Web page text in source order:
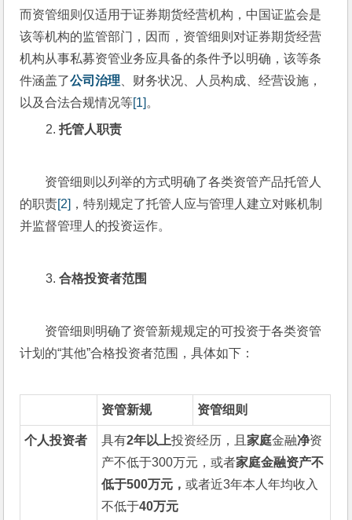
而资管细则仅适用于证券期货经营机构，中国证监会是
该等机构的监管部门，因而，资管细则对证券期货经营
机构从事私募资管业务应具备的条件予以明确，该等条
件涵盖了公司治理 、财务状况、人员构成、经营设施，
以及合法合规情况等[1] 。
托管人职责
资管细则以列举的方式明确了各类资管产品托管人
的职责[2] ，特别规定了托管人应与管理人建立对账机制
并监督管理人的投资运作。
合格投资者范围
资管细则明确了资管新规规定的可投资于各类资管
计划的“其他”合格投资者范围，具体如下：
资管新规 资管细则
个人投资者 具有2年以上投资经历，且家庭金融净资
产不低于300万元，或者家庭金融资产不
低于500万元，或者近3年本人年均收入
不低于40万元